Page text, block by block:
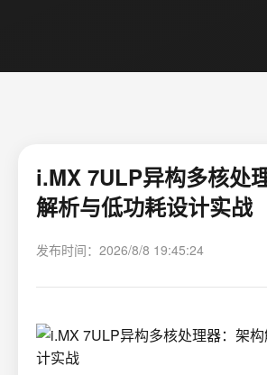
i.MX 7ULP异构多核处
解析与低功耗设计实战
发布时间：2026/8/8 19:45:24